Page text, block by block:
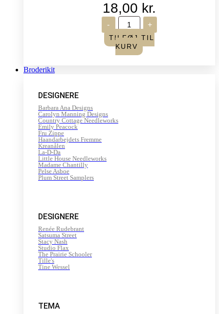
18,00 kr.
-
Gütermann
Ritråd
-
gul
-
+
TILFØJ TIL
KURV
Broderikit
DESIGNERE
Barbara Ana Designs
Carolyn Manning Designs
Country Cottage Needleworks
Emily Peacock
Fru Zippe
Haandarbejdets Fremme
Kreanålen
La-D-Da
Little House Needleworks
Madame Chantilly
Pelse Asboe
Plum Street Samplers
DESIGNERE
Renée Rudebrant
Satsuma Street
Stacy Nash
Studio Flax
The Prairie Schooler
Tille's
Tine Wessel
TEMA